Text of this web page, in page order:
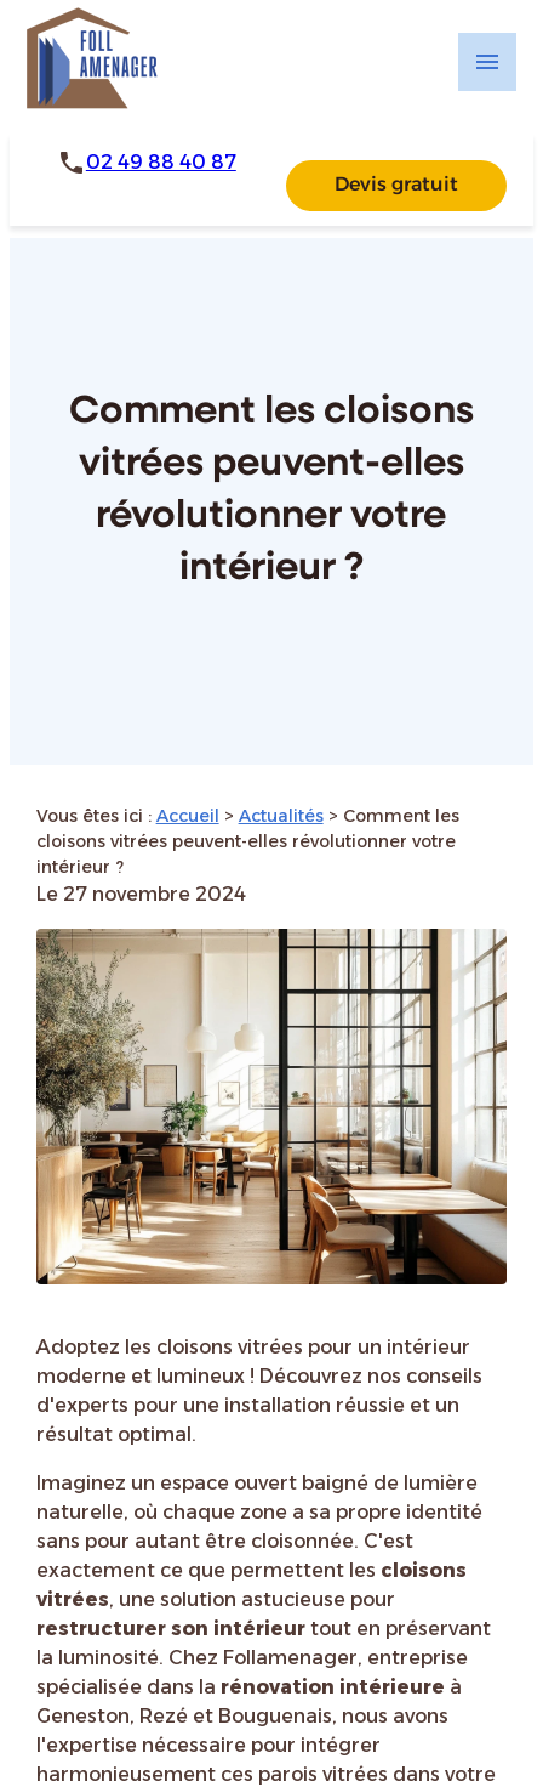
menu
phone02 49 88 40 87
Devis gratuit
Comment les cloisons
vitrées peuvent-elles
révolutionner votre
intérieur ?
Vous êtes ici : Accueil > Actualités> Comment les
cloisons vitrées peuvent-elles révolutionner votre
intérieur ?
Le 27 novembre 2024
Adoptez les cloisons vitrées pour un intérieur
moderne et lumineux ! Découvrez nos conseils
d'experts pour une installation réussie et un
résultat optimal.
Imaginez un espace ouvert baigné de lumière
naturelle, où chaque zone a sa propre identité
sans pour autant être cloisonnée. C'est
exactement ce que permettent les cloisons
vitrées, une solution astucieuse pour
restructurer son intérieurtout en préservant
la luminosité. Chez Follamenager, entreprise
spécialisée dans la rénovation intérieure à
Geneston, Rezé et Bouguenais, nous avons
l'expertise nécessaire pour intégrer
harmonieusement ces parois vitrées dans votre
Panneau de gestion des cookies